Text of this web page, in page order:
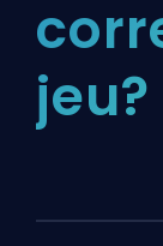
jeu?